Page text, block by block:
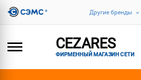
Другие бренды
CEZARES
ФИРМЕННЫЙ МАГАЗИН СЕТИ